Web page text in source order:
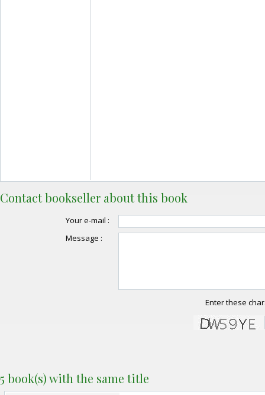
Contact bookseller about this book
Your e-mail :
Message :
Enter these
5 book(s) with the same title